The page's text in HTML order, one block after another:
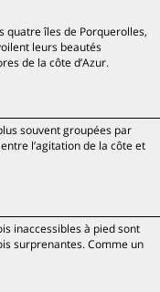
quatre îles de Porquerolles,
leurs beautés
de la côte d’Azur.
souvent groupées par
l’agitation de la côte et
inaccessibles à pied sont
surprenantes. Comme un